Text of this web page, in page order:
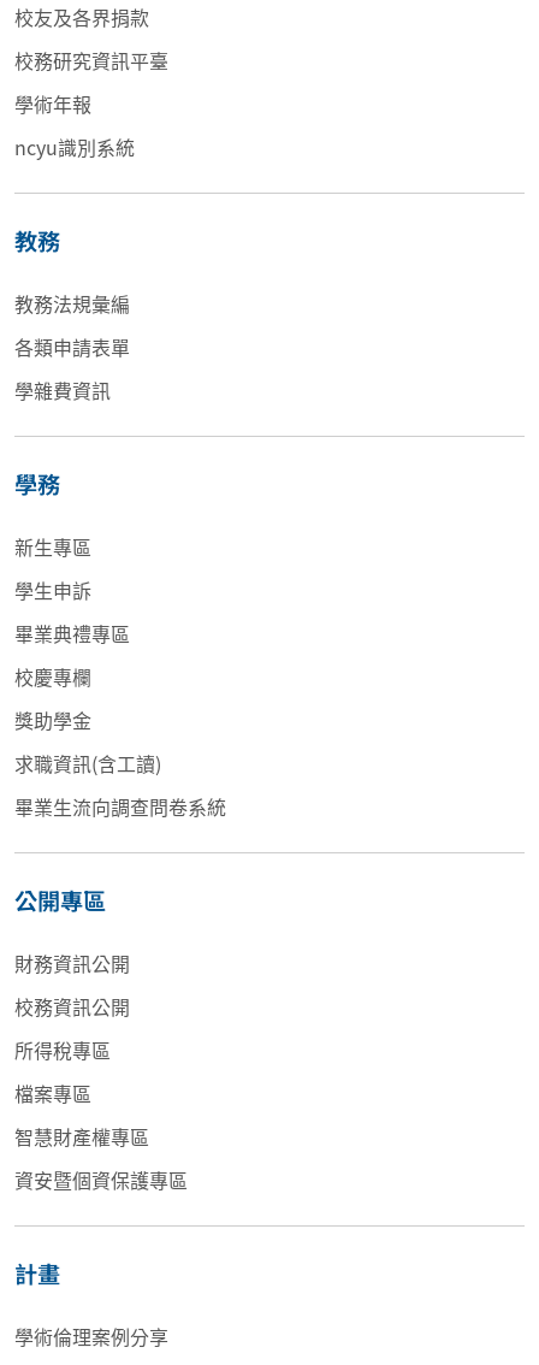
校友及各界捐款
校務研究資訊平臺
學術年報
ncyu識別系統
教務
教務法規彙編
各類申請表單
學雜費資訊
學務
新生專區
學生申訴
畢業典禮專區
校慶專欄
獎助學金
求職資訊(含工讀)
畢業生流向調查問卷系統
公開專區
財務資訊公開
校務資訊公開
所得稅專區
檔案專區
智慧財產權專區
資安暨個資保護專區
計畫
學術倫理案例分享